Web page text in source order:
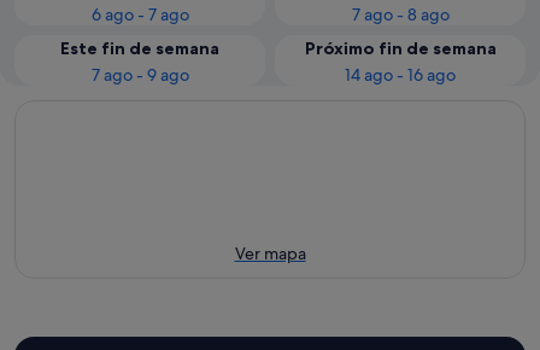
6 ago - 7 ago
7 ago - 8 ago
Este fin de semana
7 ago - 9 ago
Próximo fin de semana
14 ago - 16 ago
Ver mapa